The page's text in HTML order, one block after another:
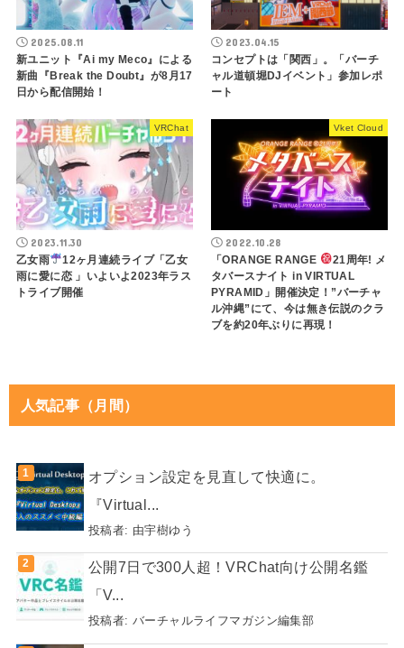
2025.08.11
新ユニット『Ai my Meco』による
新曲『Break the Doubt』が8月17
日から配信開始！
2023.04.15
コンセプトは「関西」。「バーチ
ャル道頓堀DJイベント」参加レポ
ート
VRChat
2023.11.30
乙女雨
12ヶ月連続ライブ「乙女
雨に愛に恋 」いよいよ2023年ラス
トライブ開催
Vket Cloud
2022.10.28
「ORANGE RANGE
21周年! メ
タバースナイト in VIRTUAL
PYRAMID」開催決定！”バーチャ
ル沖縄”にて、今は無き伝説のクラ
ブを約20年ぶりに再現！
人気記事（月間）
オプション設定を見直して快適に。
『Virtual...
投稿者: 由宇樹ゆう
公開7日で300人超！VRChat向け公開名鑑
「V...
投稿者: バーチャルライフマガジン編集部